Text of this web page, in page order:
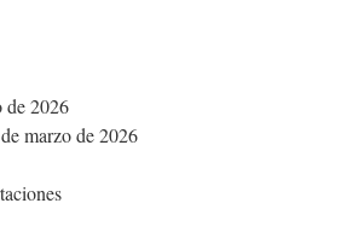
de 2026
marzo de 2026